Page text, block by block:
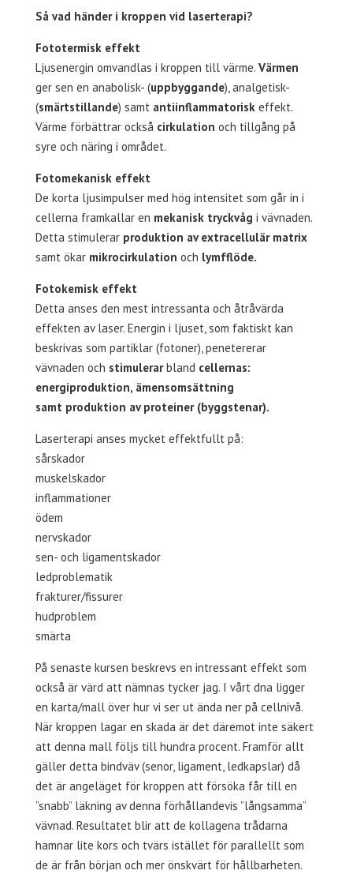
Så vad händer i kroppen vid laserterapi?
Fototermisk effekt
Ljusenergin omvandlas i kroppen till värme. Värmen
ger sen en anabolisk- (uppbyggande), analgetisk-
(smärtstillande) samt antiinflammatoriskeffekt.
Värme förbättrar också cirkulation och tillgång på
syre och näring i området.
Fotomekanisk effekt
De korta ljusimpulser med hög intensitet som går in i
cellerna framkallar en mekanisk tryckvåg i vävnaden.
Detta stimulerarproduktion av extracellulär matrix
samt ökar mikrocirkulation och lymfflöde.
Fotokemisk effekt
Detta anses den mest intressanta och åtråvärda
effekten av laser. Energin i ljuset, som faktiskt kan
beskrivas som partiklar (fotoner), penetererar
vävnaden och stimulerarbland cellernas:
energiproduktion, ämensomsättning
samt produktion av proteiner (byggstenar).
Laserterapi anses mycket effektfullt på:
sårskador
muskelskador
inflammationer
ödem
nervskador
sen- och ligamentskador
ledproblematik
frakturer/fissurer
hudproblem
smärta
På senaste kursen beskrevs en intressant effekt som
också är värd att nämnas tycker jag. I vårt dna ligger
en karta/mall över hur vi ser ut ända ner på cellnivå.
När kroppen lagar en skada är det däremot inte säkert
att denna mall följs till hundra procent. Framför allt
gäller detta bindväv (senor, ligament, ledkapslar) då
det är angeläget för kroppen att försöka får till en
”snabb” läkning av denna förhållandevis ”långsamma”
vävnad. Resultatet blir att de kollagena trådarna
hamnar lite kors och tvärs istället för parallellt som
de är från början och mer önskvärt för hållbarheten.